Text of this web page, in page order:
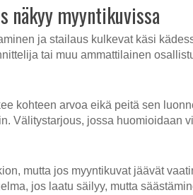
näkyy myyntikuvissa
ja stailaus kulkevat käsi
tai muu ammattilainen
kohteen arvoa eikä peitä sen
Välitystarjous, jossa huomioidaan
mutta jos myyntikuvat jäävät
jos laatu säilyy, mutta